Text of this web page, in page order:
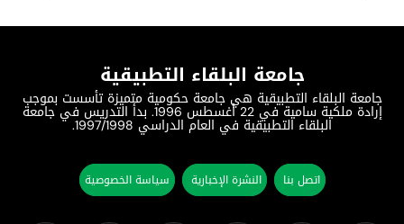
جامعة البلقاء التطبيقية
جامعة البلقاء التطبيقية هي جامعة حكومية متميزة تأسست بموجب
إرادة ملكية سامية في 22 أغسطس 1996. بدأ التدريس في جامعة
البلقاء التطبيقية في العام الدراسي 1997/1998.
اتصل بنا النشرة الإخبارية سياسة الخصوصية